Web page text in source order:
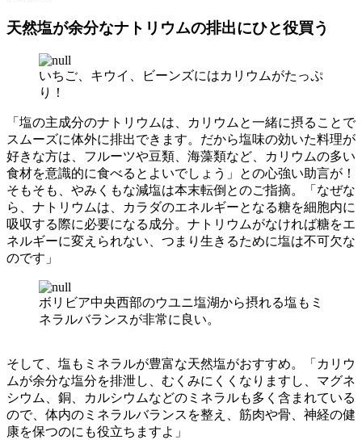
天然塩が余分なナトリウムの排出にひと役買う
いちご、キウイ、ビーンズにはカリウムがたっぷ
り！
「塩の主成分のナトリウムは、カリウムと一緒に摂ることで
スムーズに体外に排出できます。だから塩味の効いた料理が
好きな方は、フルーツや豆類、海藻類など、カリウムの多い
食材を意識的に食べるとよいでしょう」との心強い助言が！
そもそも、やみくもな減塩は本末転倒とのご指摘。「なぜな
ら、ナトリウムは、カラダのエネルギーとなる糖を細胞内に
吸収する際に必要になる成分。ナトリウムがなければ糖をエ
ネルギーに変えられない、つまり生きるために塩は不可欠な
のです」
ボリビア中央西部のウユニ塩湖から摂れる塩もミ
ネラルバランスが非常に良い。
そして、塩もミネラルが豊富な天然塩がおすすめ。「カリウ
ムが余分な塩分を排泄し、むくみにくくなりますし、マグネ
シウム、銅、カルシウムなどのミネラルも多く含まれている
ので、体内のミネラルバランスを整え、筋肉や骨、神経の健
康を保つのにも役立ちますよ」